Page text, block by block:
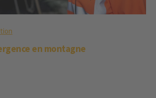
en montagne